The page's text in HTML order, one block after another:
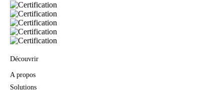
Découvrir
A propos
Solutions